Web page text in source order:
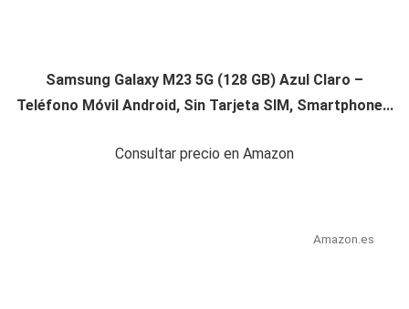
Samsung Galaxy M23 5G (128 GB) Azul Claro –
Teléfono Móvil Android, Sin Tarjeta SIM, Smartphone...
Consultar precio en Amazon
Amazon.es